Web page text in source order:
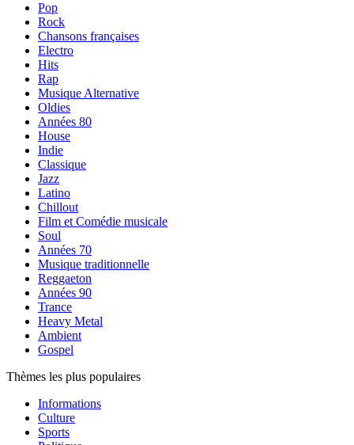
Pop
Rock
Chansons françaises
Electro
Hits
Rap
Musique Alternative
Oldies
Années 80
House
Indie
Classique
Jazz
Latino
Chillout
Film et Comédie musicale
Soul
Années 70
Musique traditionnelle
Reggaeton
Années 90
Trance
Heavy Metal
Ambient
Gospel
Thèmes les plus populaires
Informations
Culture
Sports